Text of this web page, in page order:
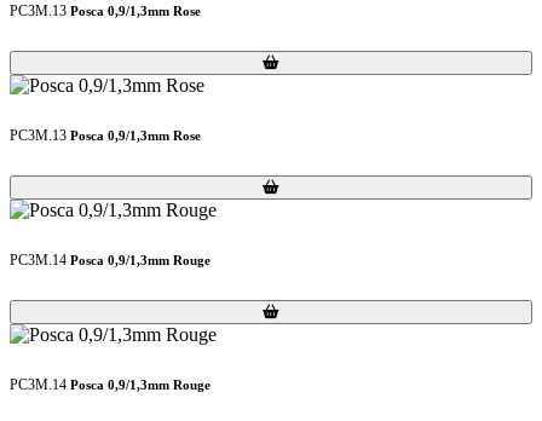
PC3M.13 Posca 0,9/1,3mm Rose
Loading...
Loading...
PC3M.13 Posca 0,9/1,3mm Rose
Loading...
Loading...
PC3M.14 Posca 0,9/1,3mm Rouge
Loading...
Loading...
PC3M.14 Posca 0,9/1,3mm Rouge